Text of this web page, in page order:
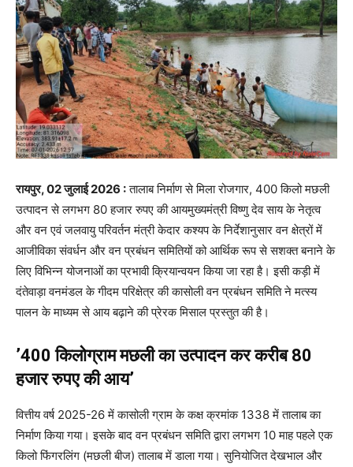
रायपुर, 02 जुलाई 2026 :तालाब निर्माण से मिला रोजगार, 400 किलो मछली
उत्पादन से लगभग 80 हजार रुपए की आयमुख्यमंत्री विष्णु देव साय के नेतृत्व
और वन एवं जलवायु परिवर्तन मंत्री केदार कश्यप के निर्देशानुसार वन क्षेत्रों में
आजीविका संवर्धन और वन प्रबंधन समितियों को आर्थिक रूप से सशक्त बनाने के
लिए विभिन्न योजनाओं का प्रभावी क्रियान्वयन किया जा रहा है। इसी कड़ी में
दंतेवाड़ा वनमंडल के गीदम परिक्षेत्र की कासोली वन प्रबंधन समिति ने मत्स्य
पालन के माध्यम से आय बढ़ाने की प्रेरक मिसाल प्रस्तुत की है।
’400 किलोग्राम मछली का उत्पादन कर करीब 80
हजार रुपए की आय’
वित्तीय वर्ष 2025-26 में कासोली ग्राम के कक्ष क्रमांक 1338 में तालाब का
निर्माण किया गया। इसके बाद वन प्रबंधन समिति द्वारा लगभग 10 माह पहले एक
किलो फिंगरलिंग (मछली बीज) तालाब में डाला गया। सुनियोजित देखभाल और